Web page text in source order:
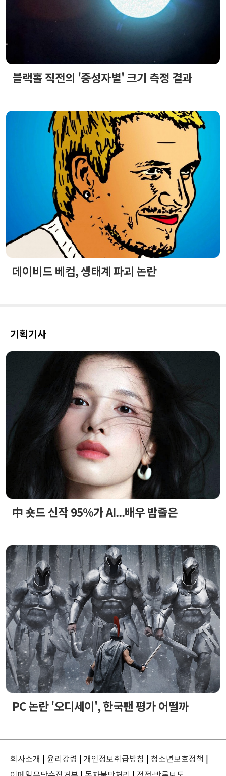
블랙홀 직전의 '중성자별' 크기 측정 결과
데이비드 베컴, 생태계 파괴 논란
기획기사
中 숏드 신작 95%가 AI...배우 밥줄은
PC 논란 '오디세이', 한국팬 평가 어떨까
회사소개 | 윤리강령 | 개인정보취급방침 | 청소년보호정책 |